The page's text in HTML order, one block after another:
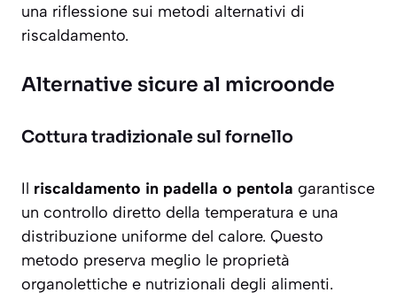
una riflessione sui metodi alternativi di
riscaldamento.
Alternative sicure al microonde
Cottura tradizionale sul fornello
Il riscaldamento in padella o pentola garantisce
un controllo diretto della temperatura e una
distribuzione uniforme del calore. Questo
metodo preserva meglio le proprietà
organolettiche e nutrizionali degli alimenti.